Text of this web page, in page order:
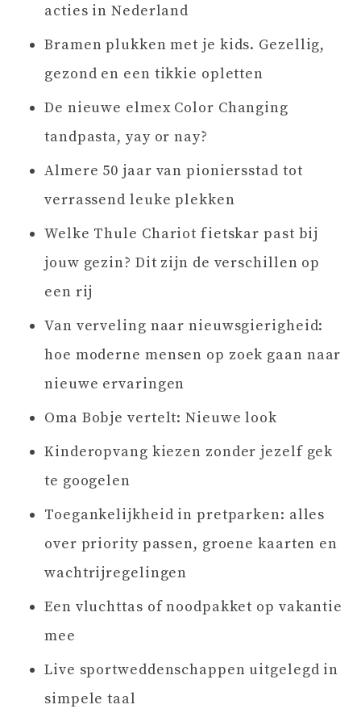
acties in Nederland
Bramen plukken met je kids. Gezellig,
gezond en een tikkie opletten
De nieuwe elmex Color Changing
tandpasta, yay or nay?
Almere 50 jaar van pioniersstad tot
verrassend leuke plekken
Welke Thule Chariot fietskar past bij
jouw gezin? Dit zijn de verschillen op
een rij
Van verveling naar nieuwsgierigheid:
hoe moderne mensen op zoek gaan naar
nieuwe ervaringen
Oma Bobje vertelt: Nieuwe look
Kinderopvang kiezen zonder jezelf gek
te googelen
Toegankelijkheid in pretparken: alles
over priority passen, groene kaarten en
wachtrijregelingen
Een vluchttas of noodpakket op vakantie
mee
Live sportweddenschappen uitgelegd in
simpele taal